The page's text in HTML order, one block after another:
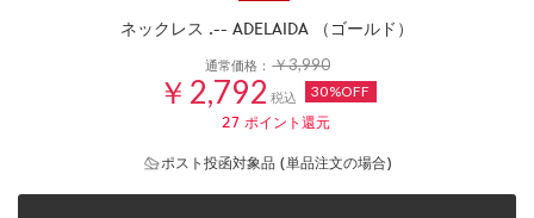
ネックレス .-- ADELAIDA （ゴールド）
通常価格：￥3,990
￥2,792 税込 30%OFF
27 ポイント還元
ポスト投函対象品 (単品注文の場合)